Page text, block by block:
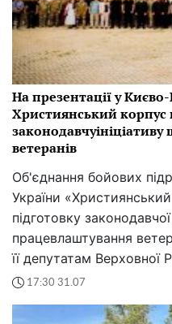
На презентації у
Християнський корпус
ветеранів
Об'єднання бойових
України
підготовку
працевлаштування
її депутатам Верховної
17:30 31.07